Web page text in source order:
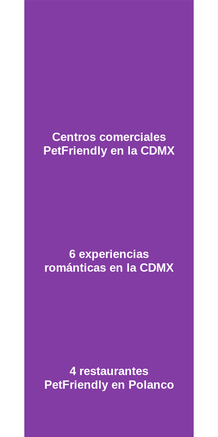
Centros comerciales
PetFriendly en la CDMX
6 experiencias
románticas en la CDMX
4 restaurantes
PetFriendly en Polanco